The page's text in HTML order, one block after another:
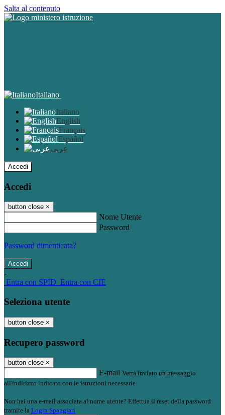
Salta al contenuto
Italiano
Italiano
English
Français
Español
عربى
Accedi
Accedi
button close ×
Nome Utente
Password
Password dimenticata?
-
Entra con SPID Entra con CIE
Seleziona utente
button close ×
Recupero password
button close ×
E-mail Verrà inviato un messaggio
all'indirizzo indicato con le istruzioni necessarie.
Non hai una e-mail associata al nome utente? Effettua il reset della password
tramite la Login Spaggiari